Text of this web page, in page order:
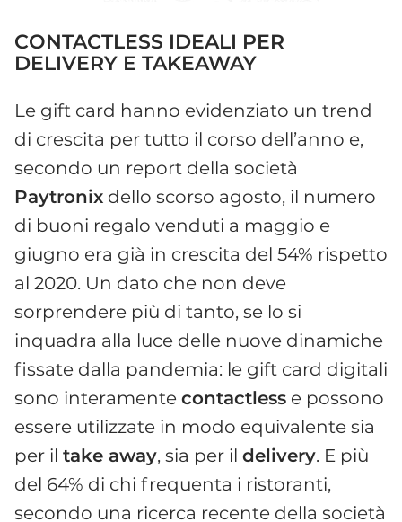
CONTACTLESS IDEALI PER
DELIVERY E TAKEAWAY
Le gift card hanno evidenziato un trend
di crescita per tutto il corso dell’anno e,
secondo un report della società
Paytronix dello scorso agosto, il numero
di buoni regalo venduti a maggio e
giugno era già in crescita del 54% rispetto
al 2020. Un dato che non deve
sorprendere più di tanto, se lo si
inquadra alla luce delle nuove dinamiche
fissate dalla pandemia: le gift card digitali
sono interamente contactless e possono
essere utilizzate in modo equivalente sia
per il take away, sia per il delivery. E più
del 64% di chi frequenta i ristoranti,
secondo una ricerca recente della società